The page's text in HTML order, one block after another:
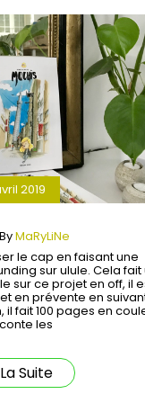
2019
MaRyLiNe
le cap en faisant une
sur ulule. Cela fait
sur ce projet en off, il
en prévente en
il fait 100 pages en
les
Suite